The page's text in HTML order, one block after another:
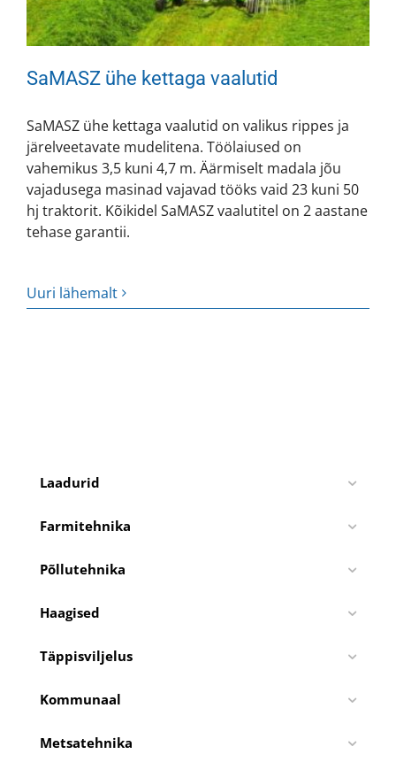
SaMASZ ühe kettaga vaalutid
SaMASZ ühe kettaga vaalutid on valikus rippes ja
järelveetavate mudelitena. Töölaiused on
vahemikus 3,5 kuni 4,7 m. Äärmiselt madala jõu
vajadusega masinad vajavad tööks vaid 23 kuni 50
hj traktorit. Kõikidel SaMASZ vaalutitel on 2 aastane
tehase garantii.
Uuri lähemalt
Laadurid
Farmitehnika
Põllutehnika
Haagised
Täppisviljelus
Kommunaal
Metsatehnika